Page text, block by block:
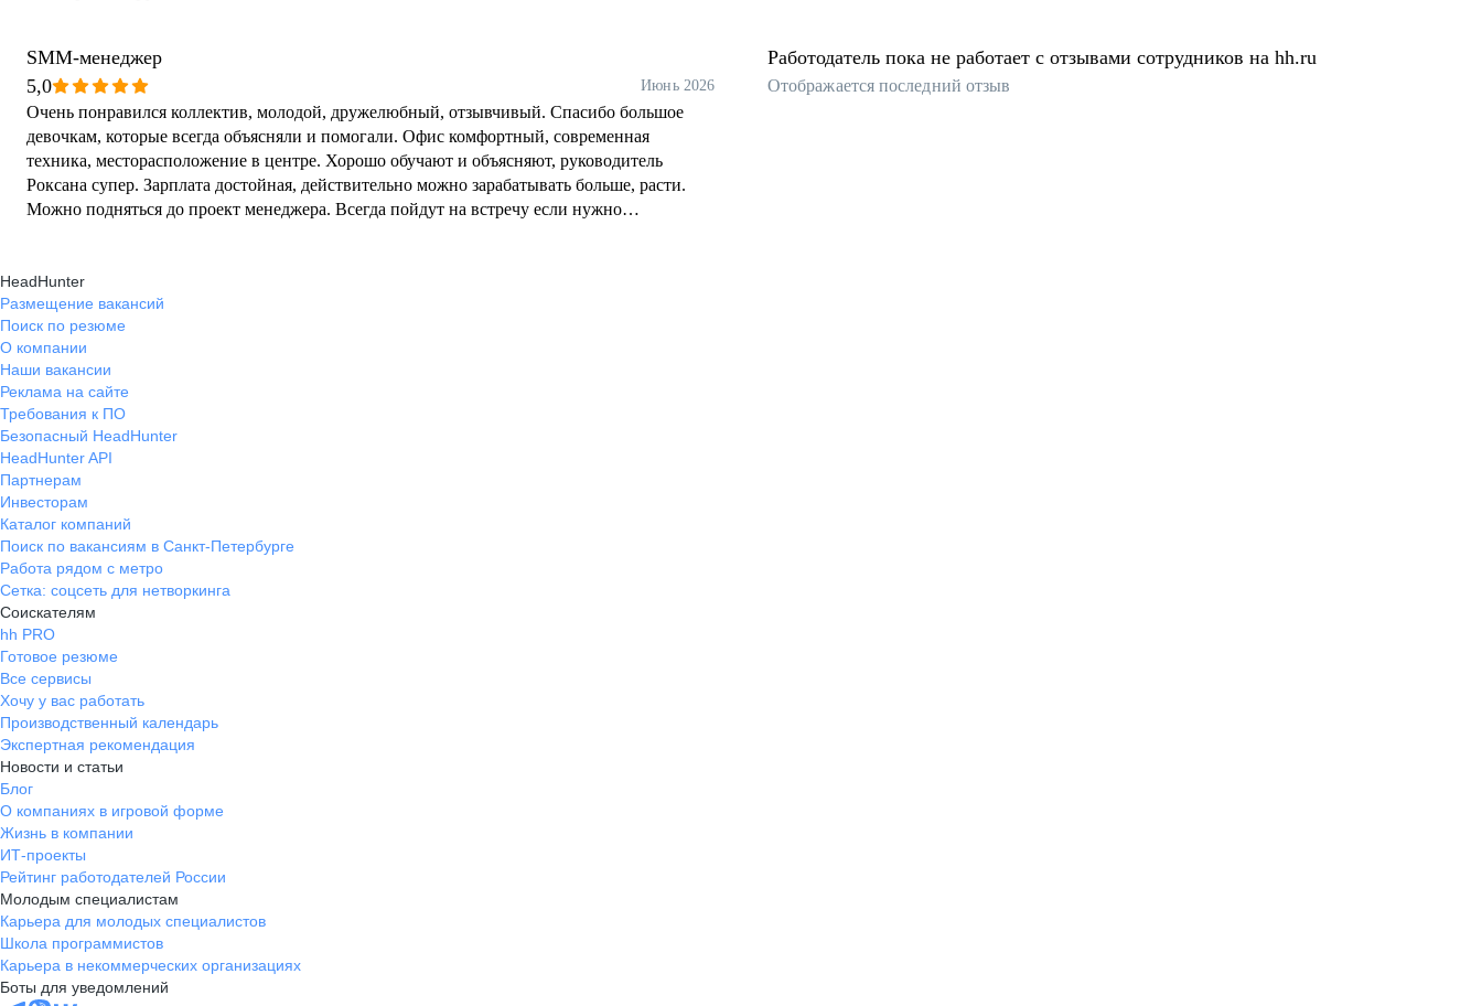
SMM-менеджер
5,0
Июнь 2026
Очень понравился коллектив, молодой, дружелюбный, отзывчивый. Спасибо большое
девочкам, которые всегда объясняли и помогали. Офис комфортный, современная
техника, месторасположение в центре. Хорошо обучают и объясняют, руководитель
Роксана супер. Зарплата достойная, действительно можно зарабатывать больше, расти.
Можно подняться до проект менеджера. Всегда пойдут на встречу если нужно
Работодатель пока не работает с отзывами сотрудников на hh.ru
Отображается последний отзыв
HeadHunter
Размещение вакансий
Поиск по резюме
О компании
Наши вакансии
Реклама на сайте
Требования к ПО
Безопасный HeadHunter
HeadHunter API
Партнерам
Инвесторам
Каталог компаний
Поиск по вакансиям в Санкт-Петербурге
Работа рядом с метро
Сетка: соцсеть для нетворкинга
Соискателям
hh PRO
Готовое резюме
Все сервисы
Хочу у вас работать
Производственный календарь
Экспертная рекомендация
Новости и статьи
Блог
О компаниях в игровой форме
Жизнь в компании
ИТ-проекты
Рейтинг работодателей России
Молодым специалистам
Карьера для молодых специалистов
Школа программистов
Карьера в некоммерческих организациях
Боты для уведомлений